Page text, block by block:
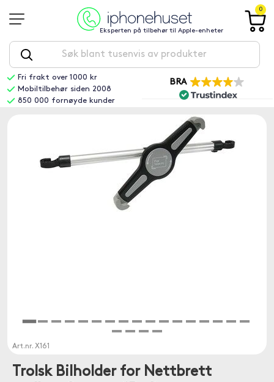
Eksperten på tilbehør til Apple-enheter
0
Fri frakt over 1000 kr
Mobiltilbehør siden 2008
850 000 fornøyde kunder
BRA
Art.nr. X161
Trolsk Bilholder for Nettbrett